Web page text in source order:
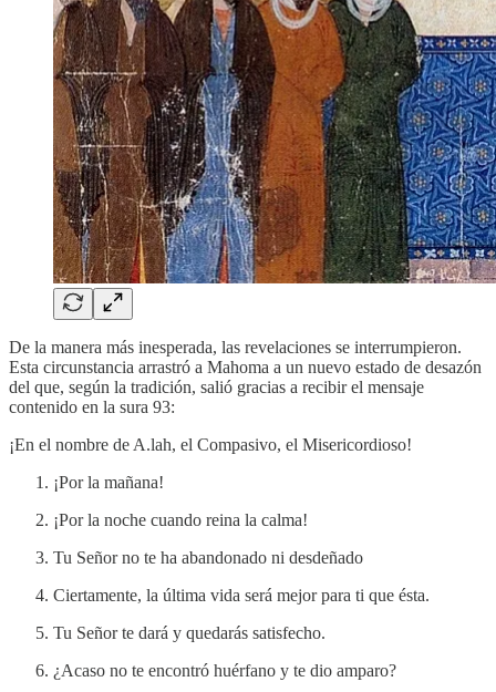
De la manera más inesperada, las revelaciones se interrumpieron.
Esta circunstancia arrastró a Mahoma a un nuevo estado de desazón
del que, según la tradición, salió gracias a recibir el mensaje
contenido en la sura 93:
¡En el nombre de A.lah, el Compasivo, el Misericordioso!
¡Por la mañana!
¡Por la noche cuando reina la calma!
Tu Señor no te ha abandonado ni desdeñado
Ciertamente, la última vida será mejor para ti que ésta.
Tu Señor te dará y quedarás satisfecho.
¿Acaso no te encontró huérfano y te dio amparo?